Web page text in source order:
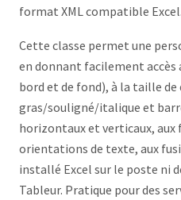
format XML compatible Excel.
Cette classe permet une
en donnant facilement accès
bord et de fond), à la taille de
gras/souligné/italique et
horizontaux et verticaux, aux
orientations de texte, aux
installé Excel sur le poste ni
Tableur. Pratique pour des